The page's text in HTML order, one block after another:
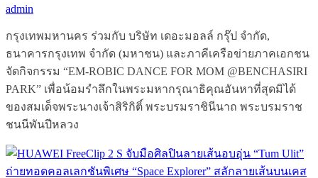
admin
กรุงเทพมหานคร ร่วมกับ บริษัท เดอะมอลล์ กรุ๊ป จำกัด,
ธนาคารกรุงเทพ จำกัด (มหาชน) และภาคีเครือข่ายภาคเอกชน
จัดกิจกรรม “EM-ROBIC DANCE FOR MOM @BENCHASIRI
PARK” เพื่อน้อมรำลึกในพระมหากรุณาธิคุณอันหาที่สุดมิได้
ของสมเด็จพระนางเจ้าสิริกิติ์ พระบรมราชินีนาถ พระบรมราช
ชนนีพันปีหลวง